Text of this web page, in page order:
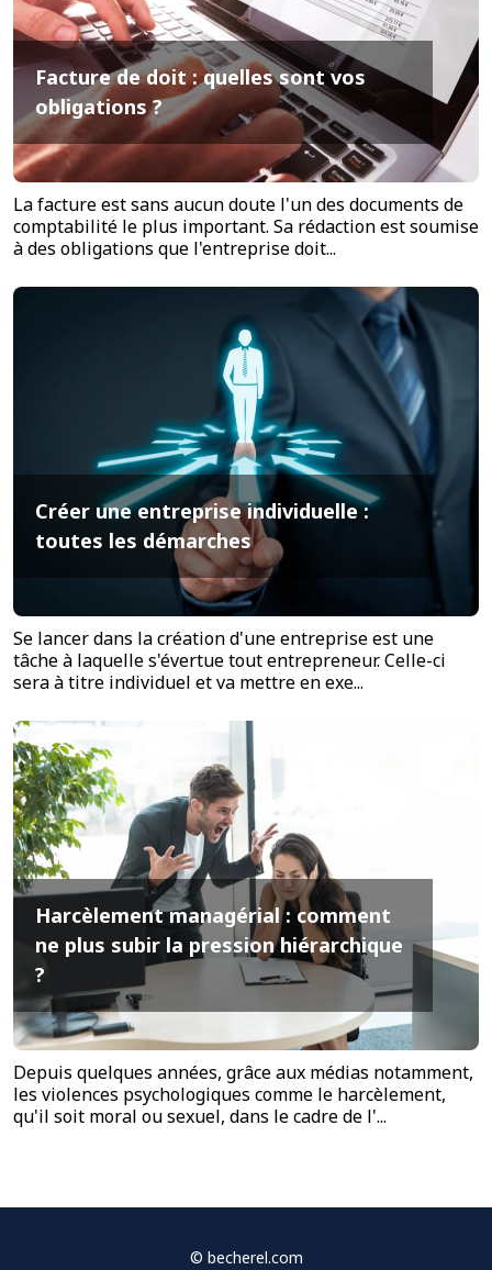
Facture de doit : quelles sont vos
obligations ?
La facture est sans aucun doute l'un des documents de
comptabilité le plus important. Sa rédaction est soumise
à des obligations que l'entreprise doit...
Créer une entreprise individuelle :
toutes les démarches
Se lancer dans la création d'une entreprise est une
tâche à laquelle s'évertue tout entrepreneur. Celle-ci
sera à titre individuel et va mettre en exe...
Harcèlement managérial : comment
ne plus subir la pression hiérarchique
?
Depuis quelques années, grâce aux médias notamment,
les violences psychologiques comme le harcèlement,
qu'il soit moral ou sexuel, dans le cadre de l'...
© becherel.com